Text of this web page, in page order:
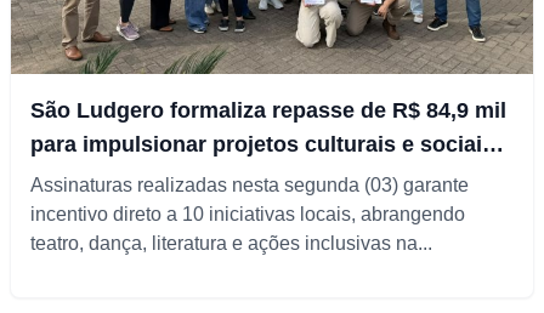
São Ludgero formaliza repasse de R$ 84,9 mil
para impulsionar projetos culturais e sociais
do município
Assinaturas realizadas nesta segunda (03) garante
incentivo direto a 10 iniciativas locais, abrangendo
teatro, dança, literatura e ações inclusivas na...